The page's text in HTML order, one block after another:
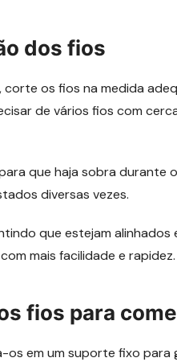
dos fios
os fios na medida
de vários fios com
que haja sobra durante
diversas vezes.
que estejam alinhados
mais facilidade e rapidez.
fios para
os em um suporte fixo